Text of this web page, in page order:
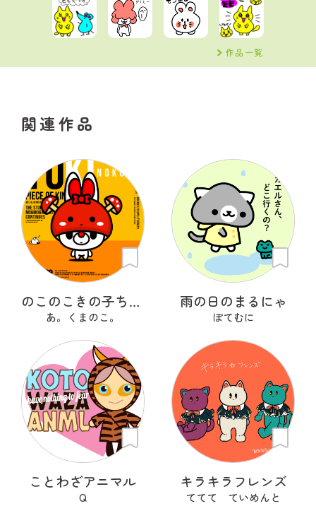
作品一覧
関連作品
のこのこきの子ちゃん
あ。くまのこ。
雨の日のまるにゃ
ぽてむに
ことわざアニマル
Q
キラキラフレンズ
ててて ていめんと